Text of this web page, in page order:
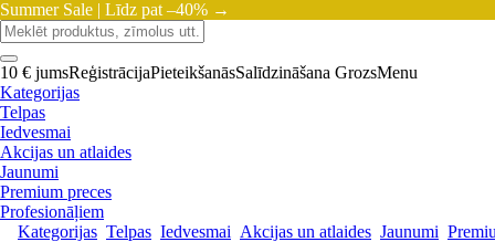
Summer Sale | Līdz pat –40% →
10 € jumsReģistrācijaPieteikšanāsSalīdzināšana GrozsMenu
Kategorijas
Telpas
Iedvesmai
Akcijas un atlaides
Jaunumi
Premium preces
Profesionāļiem
Kategorijas Telpas Iedvesmai Akcijas un atlaides Jaunumi